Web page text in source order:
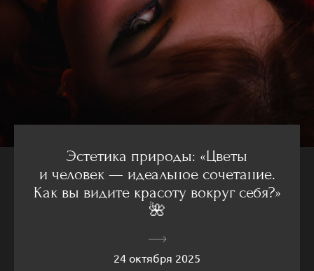
Эстетика природы: «Цветы
и человек — идеальное сочетание.
Как вы видите красоту вокруг себя?»
🌺
24 октября 2025